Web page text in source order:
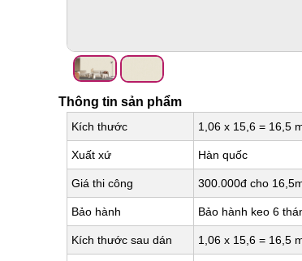
Thông tin sản phẩm
Kích thước 1,06 x 15,6 = 16,5
Xuất xứ Hàn quốc
Giá thi công 300.000đ cho
Bảo hành Bảo hành keo 6
Kích thước sau dán 1,06 x 15,6 = 16,5